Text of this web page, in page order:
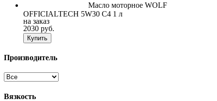
Масло моторное WOLF
OFFICIALTECH 5W30 C4 1 л
на заказ
2030 руб.
Купить
Производитель
Вязкость